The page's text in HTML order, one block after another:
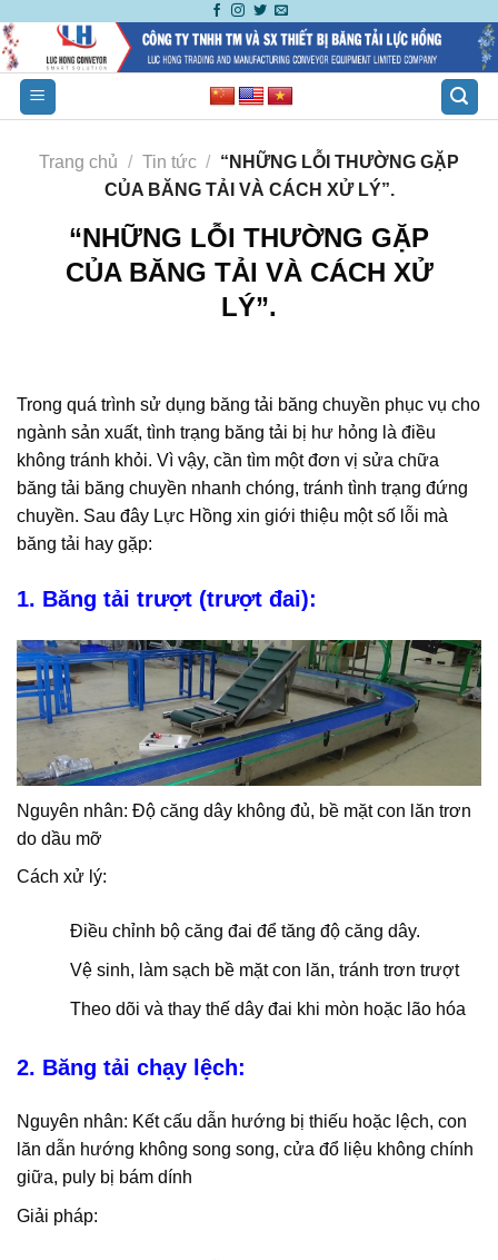
to
content
Trang chủ / Tin tức / “NHỮNG LỖI THƯỜNG GẶP
CỦA BĂNG TẢI VÀ CÁCH XỬ LÝ”.
“NHỮNG LỖI THƯỜNG GẶP
CỦA BĂNG TẢI VÀ CÁCH XỬ
LÝ”.
Trong quá trình sử dụng băng tải băng chuyền phục vụ cho
ngành sản xuất, tình trạng băng tải bị hư hỏng là điều
không tránh khỏi. Vì vậy, cần tìm một đơn vị sửa chữa
băng tải băng chuyền nhanh chóng, tránh tình trạng đứng
chuyền. Sau đây Lực Hồng xin giới thiệu một số lỗi mà
băng tải hay gặp:
1. Băng tải trượt (trượt đai):
Nguyên nhân: Độ căng dây không đủ, bề mặt con lăn trơn
do dầu mỡ
Cách xử lý:
Điều chỉnh bộ căng đai để tăng độ căng dây.
Vệ sinh, làm sạch bề mặt con lăn, tránh trơn trượt
Theo dõi và thay thế dây đai khi mòn hoặc lão hóa
2. Băng tải chạy lệch:
Nguyên nhân: Kết cấu dẫn hướng bị thiếu hoặc lệch, con
lăn dẫn hướng không song song, cửa đổ liệu không chính
giữa, puly bị bám dính
Giải pháp: